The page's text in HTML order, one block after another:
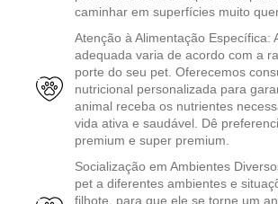
caminhar em superfícies muito
Atenção à Alimentação Específica:
adequada varia de acordo com a
porte do seu pet. Oferecemos
nutricional personalizada para
animal receba os nutrientes
vida ativa e saudável. Dê
premium e super premium.
Socialização em Ambientes
pet a diferentes ambientes e
filhote, para que ele se torne um